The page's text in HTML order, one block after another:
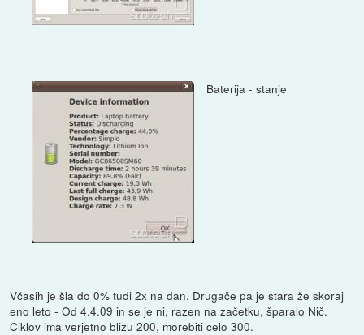
Baterija - stanje
Včasih je šla do 0% tudi 2x na dan. Drugače pa je stara že skoraj
eno leto - Od 4.4.09 in se je ni, razen na začetku, šparalo Nič.
Ciklov ima verjetno blizu 200, morebiti celo 300.